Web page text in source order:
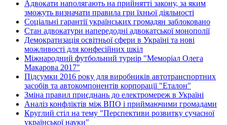
Адвокати наполягають на прийнятті закону, за яким
зможуть визначати правила гри їхньої діяльності
Соціальні гарантії українських громадян заблоковано
Стан адвокатури напередодні адвокатської монополії
Демократизація освітньої сфери в Україні та нові
можливості для конфесійних шкіл
Міжнародний футбольний турнір "Меморіал Олега
Макарова 2017"
Підсумки 2016 року для виробників автотранспортних
засобів та автокомпонентів корпорації "Еталон"
Зміна правил приєднань до електромереж в Україні
Аналіз конфліктів між ВПО і приймаючими громадами
Круглий стіл на тему "Перспективи розвитку сучасної
української науки"